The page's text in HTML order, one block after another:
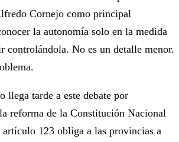
Cornejo como principal
la autonomía solo en la medida
controlándola. No es un detalle menor.
llega tarde a este debate por
reforma de la Constitución Nacional
artículo 123 obliga a las provincias a